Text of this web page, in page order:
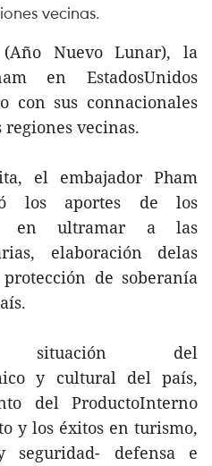
vecinas.
Nuevo Lunar), la
en EstadosUnidos
con sus connacionales
vecinas.
el embajador Pham
los aportes de los
en ultramar a las
elaboración delas
de soberanía
del
y cultural del país,
del ProductoInterno
y los éxitos en turismo,
seguridad- defensa e